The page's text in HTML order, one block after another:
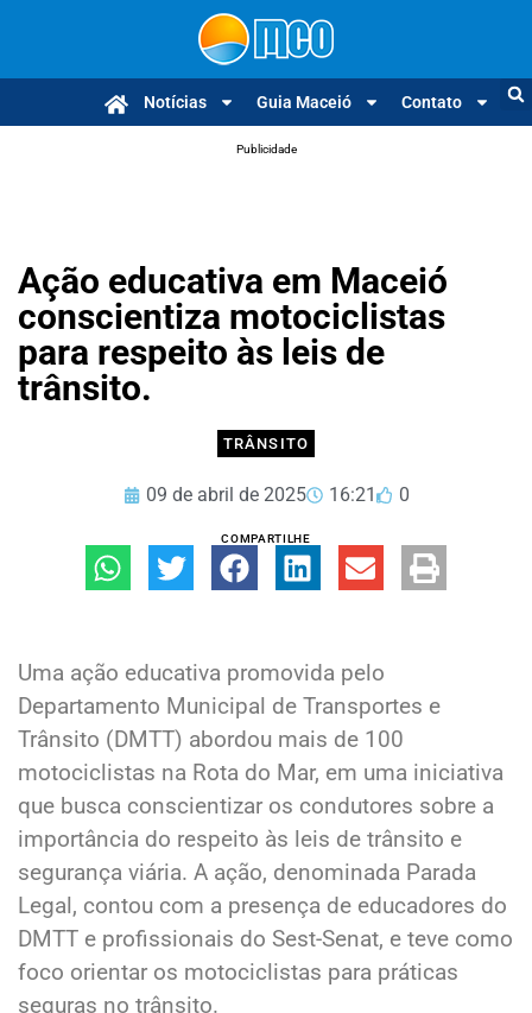
Notícias Guia Maceió Contato
Publicidade
Ação educativa em Maceió
conscientiza motociclistas
para respeito às leis de
trânsito.
TRÂNSITO
09 de abril de 2025 16:21 0
COMPARTILHE
Uma ação educativa promovida pelo
Departamento Municipal de Transportes e
Trânsito (DMTT) abordou mais de 100
motociclistas na Rota do Mar, em uma iniciativa
que busca conscientizar os condutores sobre a
importância do respeito às leis de trânsito e
segurança viária. A ação, denominada Parada
Legal, contou com a presença de educadores do
DMTT e profissionais do Sest-Senat, e teve como
foco orientar os motociclistas para práticas
seguras no trânsito.